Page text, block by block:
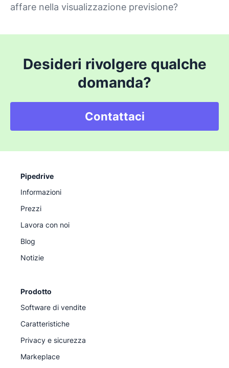
affare nella visualizzazione previsione?
Desideri rivolgere qualche
domanda?
Contattaci
Pipedrive
Informazioni
Prezzi
Lavora con noi
Blog
Notizie
Prodotto
Software di vendite
Caratteristiche
Privacy e sicurezza
Markeplace